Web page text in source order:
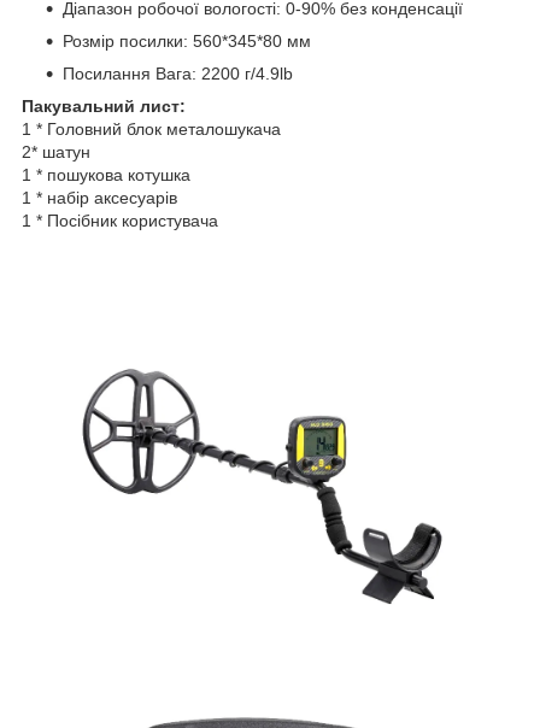
Діапазон робочої вологості: 0-90% без конденсації
Розмір посилки: 560*345*80 мм
Посилання Вага: 2200 г/4.9lb
Пакувальний лист:
1 * Головний блок металошукача
2* шатун
1 * пошукова котушка
1 * набір аксесуарів
1 * Посібник користувача